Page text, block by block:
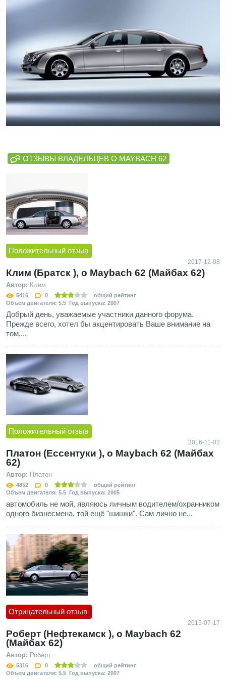
ОТЗЫВЫ ВЛАДЕЛЬЦЕВ О MAYBACH 62
Положительный отзыв
2017-12-08
Клим (Братск ), о Maybach 62 (Майбах 62)
Автор: Клим
5416 0
общий рейтинг
Объем двигателя: 5.5 Год выпуска: 2007
Добрый день, уважаемые участники данного форума.
Прежде всего, хотел бы акцентировать Ваше внимание на
том,...
Положительный отзыв
2016-11-02
Платон (Ессентуки ), о Maybach 62 (Майбах
62)
Автор: Платон
4852 0
общий рейтинг
Объем двигателя: 5.5 Год выпуска: 2005
автомобиль не мой, являюсь личным водителем/охранником
одного бизнесмена, той ещё "шишки". Сам лично не...
Отрицательный отзыв
2015-07-17
Роберт (Нефтекамск ), о Maybach 62
(Майбах 62)
Автор: Роберт
5316 0
общий рейтинг
Объем двигателя: 5.5 Год выпуска: 2007